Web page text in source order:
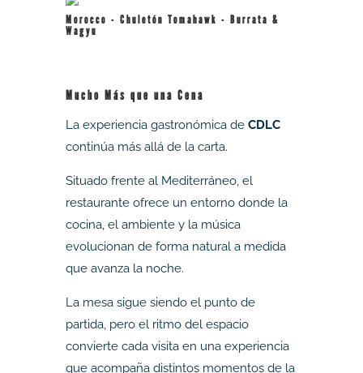
Morocco - Chuletón Tomahawk - Burrata &
Wagyu
Mucho Más que una Cena
La experiencia gastronómica de CDLC
continúa más allá de la carta.
Situado frente al Mediterráneo, el
restaurante ofrece un entorno donde la
cocina, el ambiente y la música
evolucionan de forma natural a medida
que avanza la noche.
La mesa sigue siendo el punto de
partida, pero el ritmo del espacio
convierte cada visita en una experiencia
que acompaña distintos momentos de la